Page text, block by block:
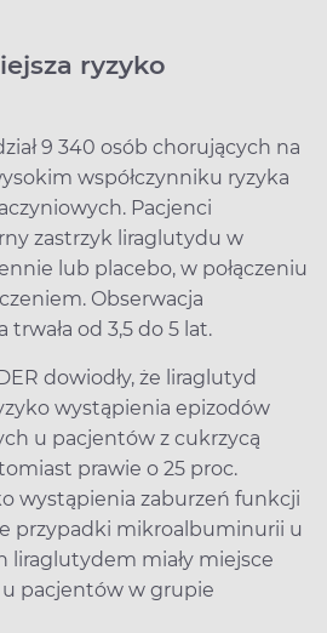
ryzyko
9 340 osób chorujących na
współczynniku ryzyka
Pacjenci
zastrzyk liraglutydu w
lub placebo, w połączeniu
Obserwacja
od 3,5 do 5 lat.
dowiodły, że liraglutyd
wystąpienia epizodów
u pacjentów z cukrzycą
prawie o 25 proc.
wystąpienia zaburzeń funkcji
przypadki mikroalbuminurii u
liraglutydem miały miejsce
u pacjentów w grupie